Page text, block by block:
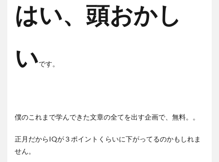
はい、頭おかし
いです。
僕のこれまで学んできた文章の全てを出す企画で、無料。。
正月だからIQが３ポイントくらいに下がってるのかもしれま
せん。